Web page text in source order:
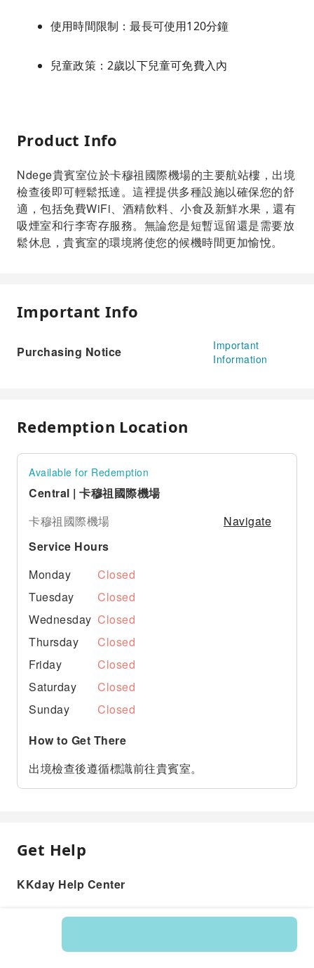
使用時間限制：最長可使用120分鐘
兒童政策：2歲以下兒童可免費入內
Product Info
Ndege貴賓室位於卡穆祖國際機場的主要航站樓，出境
檢查後即可輕鬆抵達。這裡提供多種設施以確保您的舒
適，包括免費WiFi、酒精飲料、小食及新鮮水果，還有
吸煙室和行李寄存服務。無論您是短暫逗留還是需要放
鬆休息，貴賓室的環境將使您的候機時間更加愉悅。
Important Info
Purchasing Notice
Important
Information
Redemption Location
Available for Redemption
Central | 卡穆祖國際機場
卡穆祖國際機場
Navigate
Service Hours
Monday
Closed
Tuesday
Closed
Wednesday Closed
Thursday
Closed
Friday
Closed
Saturday
Closed
Sunday
Closed
How to Get There
出境檢查後遵循標識前往貴賓室。
Get Help
KKday Help Center
Product: 596610